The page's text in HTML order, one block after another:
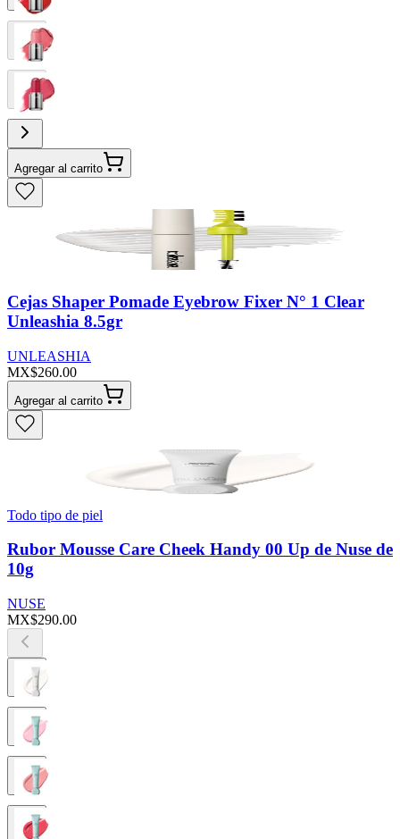
Agregar al carrito
Cejas Shaper Pomade Eyebrow Fixer N° 1 Clear
Unleashia 8.5gr
UNLEASHIA
MX$260.00
Agregar al carrito
Todo tipo de piel
Rubor Mousse Care Cheek Handy 00 Up de Nuse de
10g
NUSE
MX$290.00